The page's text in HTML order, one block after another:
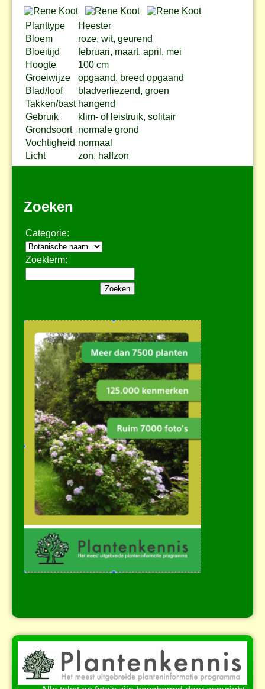
Planttype
Heester
Bloem
roze, wit, geurend
Bloeitijd
februari, maart, april, mei
Hoogte
100 cm
Groeiwijze
opgaand, breed opgaand
Blad/loof
bladverliezend, groen
Takken/bast hangend
Gebruik
klim- of leistruik, solitair
Grondsoort
normale grond
Vochtigheid normaal
Licht
zon, halfzon
Zoeken
Categorie:
Zoekterm: